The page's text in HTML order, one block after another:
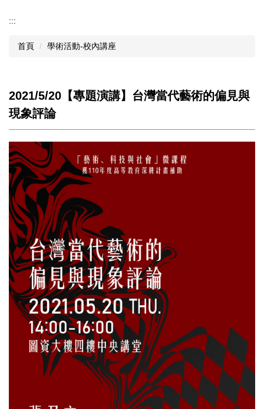
:::
首頁 學術活動-校內講座
2021/5/20【專題演講】台灣當代藝術的偏見與
現象評論